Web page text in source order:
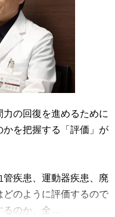
力の回復を進めるために
を把握する「評価」が
疾患、運動器疾患、廃
のように評価するので
るのか、全…